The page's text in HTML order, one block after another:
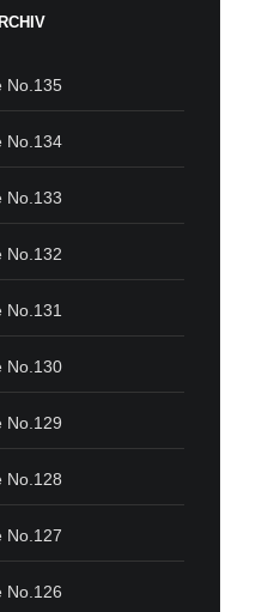
No.135
No.134
No.133
No.132
No.131
No.130
No.129
No.128
No.127
No.126